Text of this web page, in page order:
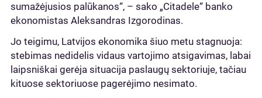
sumažėjusios palūkanos“, – sako „Citadele“ banko
ekonomistas Aleksandras Izgorodinas.
Jo teigimu, Latvijos ekonomika šiuo metu stagnuoja:
stebimas nedidelis vidaus vartojimo atsigavimas, labai
laipsniškai gerėja situacija paslaugų sektoriuje, tačiau
kituose sektoriuose pagerėjimo nesimato.